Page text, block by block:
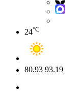
24°C
80.93 93.19